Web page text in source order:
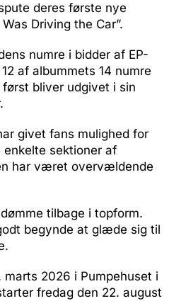
deres første nye
Driving the Car”.
numre i bidder af EP-
af albummets 14 numre
bliver udgivet i sin
givet fans mulighed for
sektioner af
har været overvældende
tilbage i topform.
begynde at glæde sig til
2026 i Pumpehuset i
fredag den 22. august